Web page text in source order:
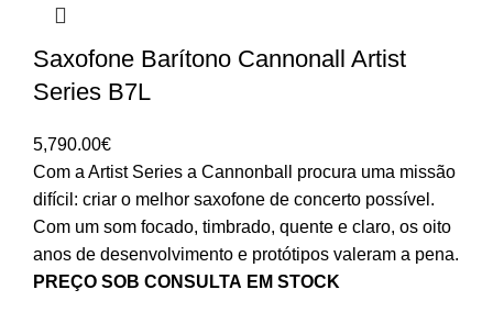
Saxofone Barítono Cannonall Artist
Series B7L
5,790.00€
Com a Artist Series a Cannonball procura uma missão
difícil: criar o melhor saxofone de concerto possível.
Com um som focado, timbrado, quente e claro, os oito
anos de desenvolvimento e protótipos valeram a pena.
PREÇO SOB CONSULTA EM STOCK